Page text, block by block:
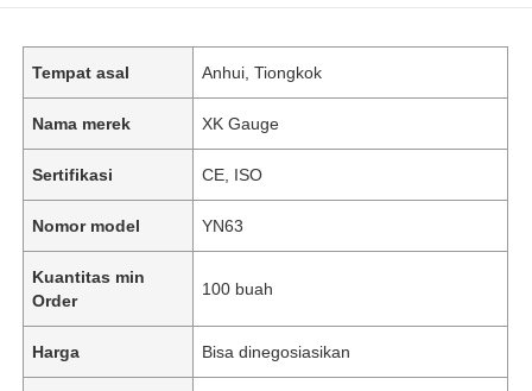
Tempat asal Anhui, Tiongkok
Nama merek XK Gauge
Sertifikasi CE, ISO
Nomor model YN63
Kuantitas min
Order
100 buah
Harga Bisa dinegosiasikan